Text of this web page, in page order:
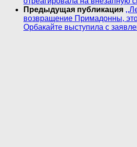
Предыдущая публикация
возвращение Примадонны,
Орбакайте выступила с